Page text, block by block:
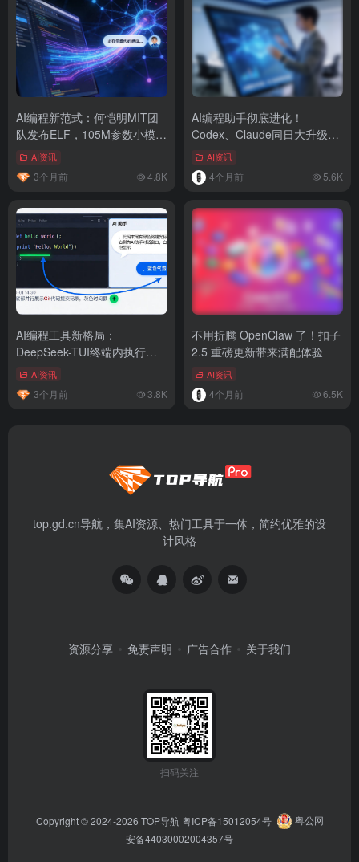
AI编程新范式：何恺明MIT团
队发布ELF，105M参数小模型
掀翻千亿参数
AI资讯
3个月前 4.8K
AI编程助手彻底进化！
Codex、Claude同日大升级藏
行业终极趋势
AI资讯
4个月前 5.6K
AI编程工具新格局：
DeepSeek-TUI终端内执行
Grok Build入局
AI资讯
3个月前 3.8K
不用折腾 OpenClaw 了！扣子
2.5 重磅更新带来满配体验
AI资讯
4个月前 6.5K
top.gd.cn导航，集AI资源、热门工具于一体，简约优雅的设
计风格
资源分享 免责声明 广告合作 关于我们
扫码关注
Copyright © 2024-2026 TOP导航 粤ICP备15012054号
粤公网
安备44030002004357号